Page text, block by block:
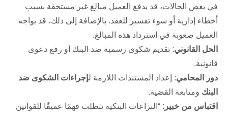
في بعض الحالات، قد يدفع العميل مبالغ غير مستحقة بسبب
أخطاء إدارية أو سوء تفسير للعقد. بالإضافة إلى ذلك، قد يواجه
العميل صعوبة في استرداد هذه المبالغ.
الحل القانوني: تقديم شكوى رسمية ضد البنك أو رفع دعوى
قانونية.
دور المحامي: إعداد المستندات اللازمة لإجراءات الشكوى ضد
البنك ومتابعة القضية.
اقتباس من خبير : “النزاعات البنكية تتطلب فهمًا عميقًا للقوانين